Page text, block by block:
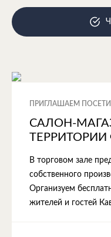
ПРИГЛАШАЕМ
САЛОН-
ТЕРРИТОРИИ
В торговом зале
собственного
Организуем
жителей и гостей